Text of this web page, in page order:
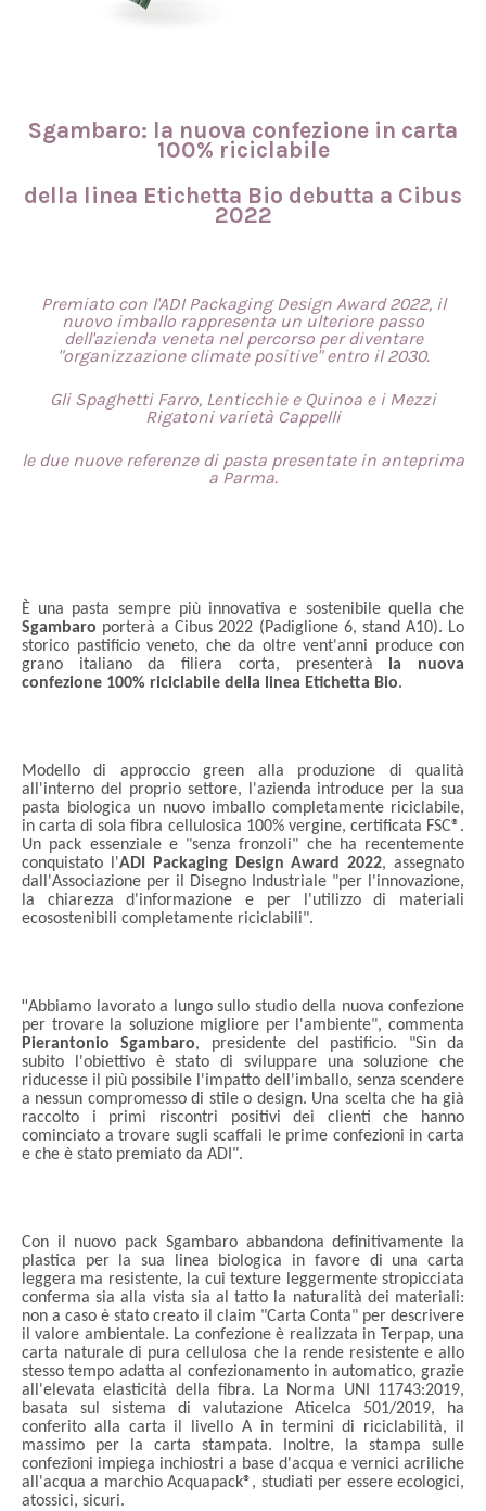
Sgambaro: la nuova confezione in carta
100% riciclabile
della linea Etichetta Bio debutta a Cibus
2022
Premiato con l'ADI Packaging Design Award 2022, il
nuovo imballo rappresenta un ulteriore passo
dell'azienda veneta nel percorso per diventare
"organizzazione climate positive" entro il 2030.
Gli Spaghetti Farro, Lenticchie e Quinoa e i Mezzi
Rigatoni varietà Cappelli
le due nuove referenze di pasta presentate in anteprima
a Parma.
È una pasta sempre più innovativa e sostenibile quella che
Sgambaro porterà a Cibus 2022 (Padiglione 6, stand A10). Lo
storico pastificio veneto, che da oltre vent'anni produce con
grano italiano da filiera corta, presenterà
la nuova
confezione 100% riciclabile della linea Etichetta Bio.
Modello di approccio green alla produzione di qualità
all'interno del proprio settore, l'azienda introduce per la sua
pasta biologica un nuovo imballo completamente riciclabile,
in carta di sola fibra cellulosica 100% vergine, certificata FSC®.
Un pack essenziale e "senza fronzoli" che ha recentemente
conquistato l'ADI Packaging Design Award 2022, assegnato
dall'Associazione per il Disegno Industriale "per l'innovazione,
la chiarezza d'informazione e per l'utilizzo di materiali
ecosostenibili completamente riciclabili".
"Abbiamo lavorato a lungo sullo studio della nuova confezione
per trovare la soluzione migliore per l'ambiente", commenta
Pierantonio Sgambaro, presidente del pastificio. "Sin da
subito l'obiettivo è stato di sviluppare una soluzione che
riducesse il più possibile l'impatto dell'imballo, senza scendere
a nessun compromesso di stile o design. Una scelta che ha già
raccolto i primi riscontri positivi dei clienti che hanno
cominciato a trovare sugli scaffali le prime confezioni in carta
e che è stato premiato da ADI".
Con il nuovo pack Sgambaro abbandona definitivamente la
plastica per la sua linea biologica in favore di una carta
leggera ma resistente, la cui texture leggermente stropicciata
conferma sia alla vista sia al tatto la naturalità dei materiali:
non a caso è stato creato il claim "Carta Conta" per descrivere
il valore ambientale. La confezione è realizzata in Terpap, una
carta naturale di pura cellulosa che la rende resistente e allo
stesso tempo adatta al confezionamento in automatico, grazie
all'elevata elasticità della fibra. La Norma UNI 11743:2019,
basata sul sistema di valutazione Aticelca 501/2019, ha
conferito alla carta il livello A in termini di riciclabilità, il
massimo per la carta stampata. Inoltre, la stampa sulle
confezioni impiega inchiostri a base d'acqua e vernici acriliche
all'acqua a marchio Acquapack®, studiati per essere ecologici,
atossici, sicuri.